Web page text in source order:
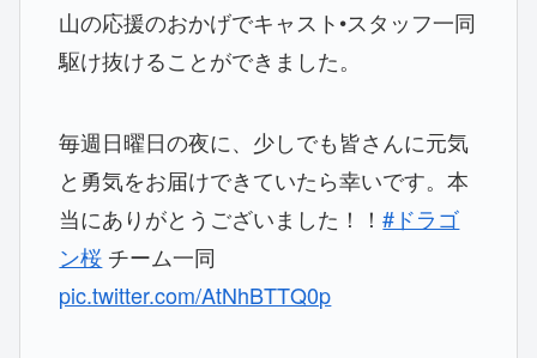
山の応援のおかげでキャスト•スタッフ一同
駆け抜けることができました。
毎週日曜日の夜に、少しでも皆さんに元気
と勇気をお届けできていたら幸いです。本
当にありがとうございました！！#ドラゴ
ン桜 チーム一同
pic.twitter.com/AtNhBTTQ0p